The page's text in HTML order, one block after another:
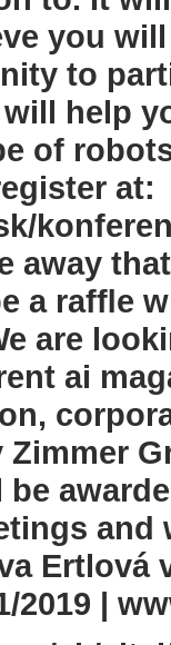
you
to
help
of
at:
away
a rafﬂe
are
ai
Ertlová
2019 |